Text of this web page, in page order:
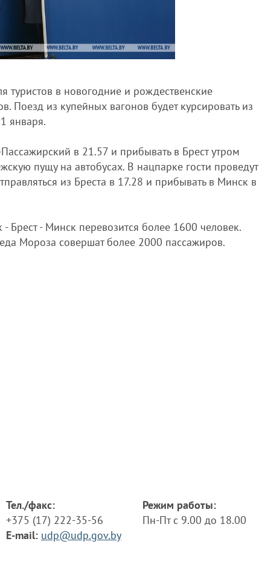
в новогодние и рождественские
Поезд из купейных вагонов будет курсировать из
января.
в 21.57 и прибывать в Брест утром
пущу на автобусах. В нацпарке гости проведут
из Бреста в 17.28 и прибывать в Минск в
- Минск перевозится более 1600 человек.
Мороза совершат более 2000 пассажиров.
Тел./факс:
+375 (17) 222-35-56
E-mail: udp@udp.gov.by
Режим работы:
Пн-Пт с 9.00 до 18.00